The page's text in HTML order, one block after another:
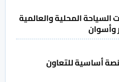
المحلية والعالمية
وأسوان
أساسية للتعاون